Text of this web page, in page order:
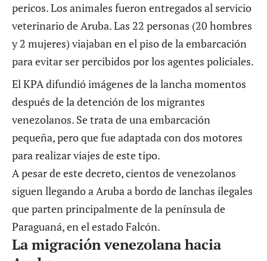
pericos. Los animales fueron entregados al servicio
veterinario de Aruba. Las 22 personas (20 hombres
y 2 mujeres) viajaban en el piso de la embarcación
para evitar ser percibidos por los agentes policiales.
El KPA difundió imágenes de la lancha momentos
después de la detención de los migrantes
venezolanos. Se trata de una embarcación
pequeña, pero que fue adaptada con dos motores
para realizar viajes de este tipo.
A pesar de este decreto, cientos de venezolanos
siguen llegando a Aruba a bordo de lanchas ilegales
que parten principalmente de la península de
Paraguaná, en el estado Falcón.
La migración venezolana hacia